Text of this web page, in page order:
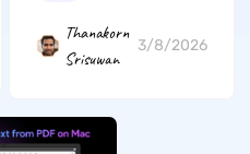
Thanakorn
Srisuwan
3/8/2026